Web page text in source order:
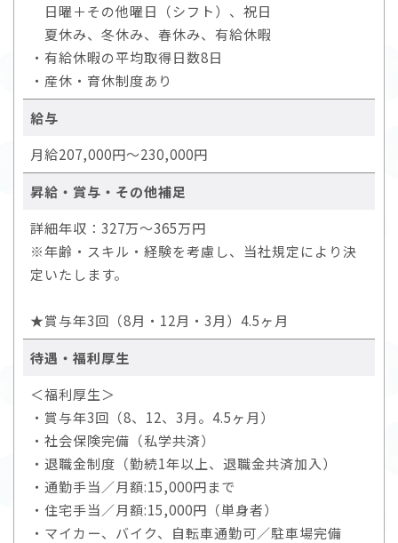
日曜＋その他曜日（シフト）、祝日
夏休み、冬休み、春休み、有給休暇
・有給休暇の平均取得日数8日
・産休・育休制度あり
給与
月給207,000円～230,000円
昇給・賞与・その他補足
詳細年収：327万～365万円
※年齢・スキル・経験を考慮し、当社規定により決
定いたします。
★賞与年3回（8月・12月・3月）4.5ヶ月
待遇・福利厚生
＜福利厚生＞
・賞与年3回（8、12、3月。4.5ヶ月）
・社会保険完備（私学共済）
・退職金制度（勤続1年以上、退職金共済加入）
・通勤手当／月額:15,000円まで
・住宅手当／月額:15,000円（単身者）
・マイカー、バイク、自転車通勤可／駐車場完備